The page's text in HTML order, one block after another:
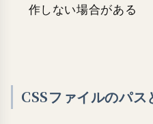
作しない場合がある
CSSファイルのパ